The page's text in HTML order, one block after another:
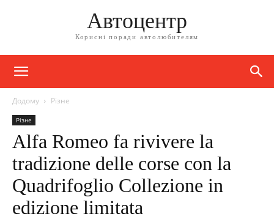
Автоцентр
Корисні поради автолюбителям
Додому Різне
Різне
Alfa Romeo fa rivivere la
tradizione delle corse con la
Quadrifoglio Collezione in
edizione limitata